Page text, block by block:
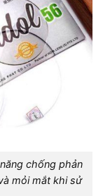
chống phản
mỏi mắt khi sử